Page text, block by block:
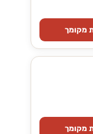
מקומך
מקומך